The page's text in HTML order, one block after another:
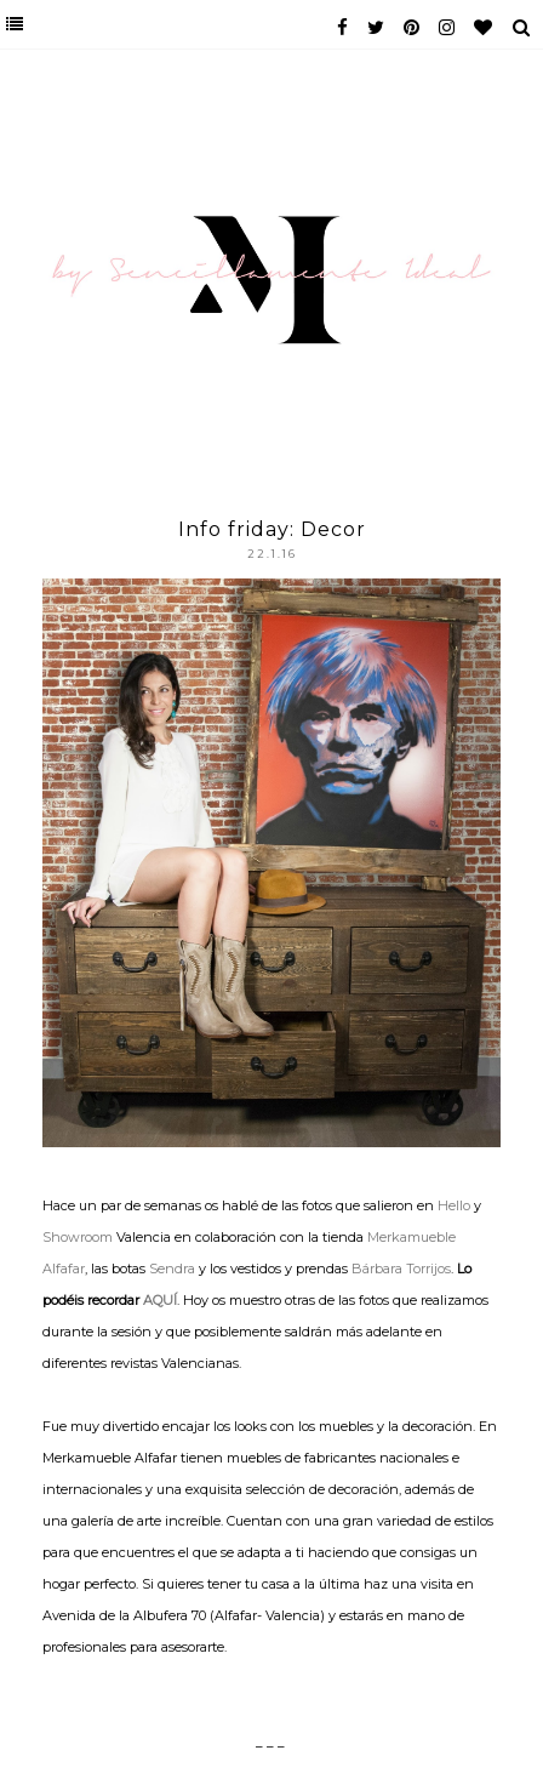
Info friday: Decor
22.1.16
Hace un par de semanas os hablé de las fotos que salieron en Hello y
Showroom Valencia en colaboración con la tienda Merkamueble
Alfafar, las botas Sendra y los vestidos y prendas Bárbara Torrijos. Lo
podéis recordarAQUÍ . Hoy os muestro otras de las fotos que realizamos
durante la sesión y que posiblemente saldrán más adelante en
diferentes revistas Valencianas.
Fue muy divertido encajar los looks con los muebles y la decoración. En
Merkamueble Alfafar tienen muebles de fabricantes nacionales e
internacionales y una exquisita selección de decoración, además de
una galería de arte increíble. Cuentan con una gran variedad de estilos
para que encuentres el que se adapta a ti haciendo que consigas un
hogar perfecto. Si quieres tener tu casa a la última haz una visita en
Avenida de la Albufera 70 (Alfafar- Valencia) y estarás en mano de
profesionales para asesorarte.